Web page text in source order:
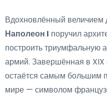
Вдохновлённый величием
Наполеон I поручил
построить триумфальную
армий. Завершённая в XIX
остаётся самым большим
мире — символом